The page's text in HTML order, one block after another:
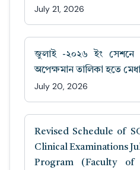
July 21, 2026
জুলাই -২০২৬ ইং সেশনে
অপেক্ষমান তালিকা হতে
July 20, 2026
Revised Schedule of
Clinical Examinations
Program (Faculty of